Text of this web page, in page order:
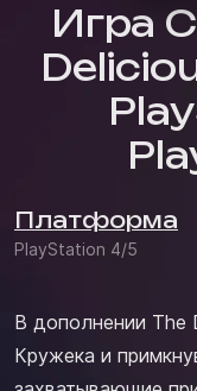
Игра
Платформа
PlayStation 4/5
В дополнении The
Кружека и